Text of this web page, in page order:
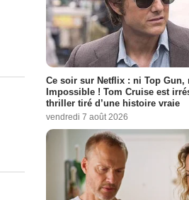
Ce soir sur Netflix : ni Top Gun,
Impossible ! Tom Cruise est
thriller tiré d’une histoire vraie
vendredi 7 août 2026